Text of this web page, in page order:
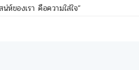
สน่ห์ของเรา คือความใส่ใจ”